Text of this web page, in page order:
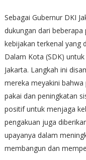
Sebagai Gubernur DKI
dukungan dari beberapa
kebijakan terkenal yang
Dalam Kota (SDK)
Jakarta. Langkah ini
mereka meyakini
pakai dan peningkatan
positif untuk menjaga
pengakuan juga
upayanya dalam
membangun dan